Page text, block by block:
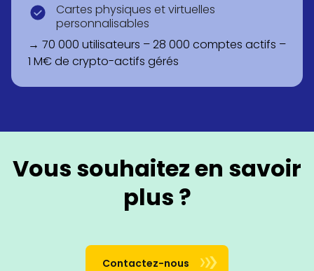
Cartes physiques et virtuelles
personnalisables
→ 70 000 utilisateurs – 28 000 comptes actifs –
1 M€ de crypto-actifs gérés
Vous souhaitez en savoir
plus ?
Contactez-nous